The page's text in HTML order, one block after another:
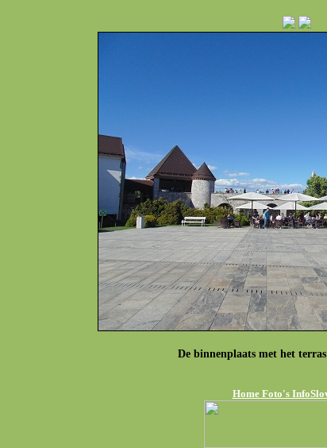
De binnenplaats met het
Home Foto's